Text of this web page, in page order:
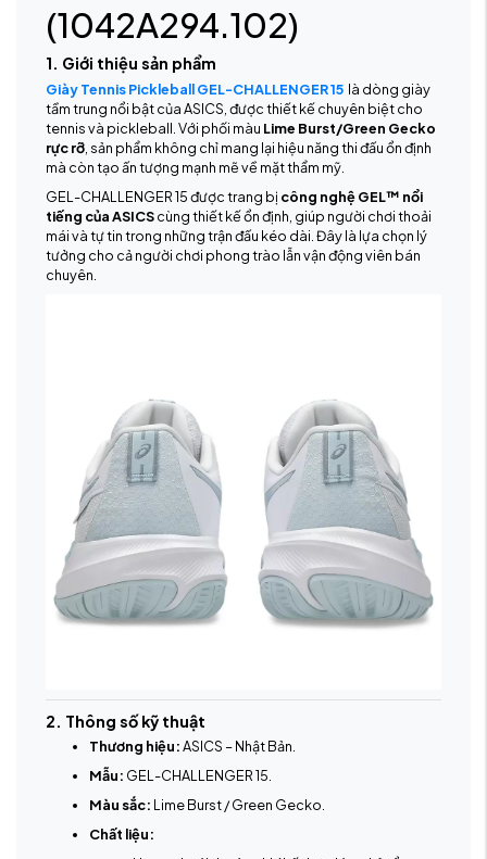
(1042A294.102)
1. Giới thiệu sản phẩm
Giày Tennis Pickleball GEL-CHALLENGER 15 là dòng giày
tầm trung nổi bật của ASICS, được thiết kế chuyên biệt cho
tennis và pickleball. Với phối màu Lime Burst/Green Gecko
rực rỡ , sản phẩm không chỉ mang lại hiệu năng thi đấu ổn định
mà còn tạo ấn tượng mạnh mẽ về mặt thẩm mỹ.
GEL-CHALLENGER 15 được trang bị công nghệ GEL™ nổi
tiếng của ASICScùng thiết kế ổn định, giúp người chơi thoải
mái và tự tin trong những trận đấu kéo dài. Đây là lựa chọn lý
tưởng cho cả người chơi phong trào lẫn vận động viên bán
chuyên.
2. Thông số kỹ thuật
Thương hiệu:ASICS – Nhật Bản.
Mẫu: GEL-CHALLENGER 15.
Màu sắc: Lime Burst / Green Gecko.
Chất liệu: